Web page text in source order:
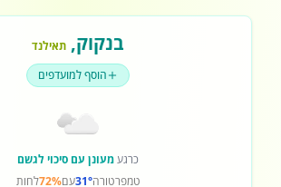
בנקוק, תאילנד
הוסף למועדפים
כרגעמעונן עם סיכוי לגשם
טמפרטורה31°עם72%לחות